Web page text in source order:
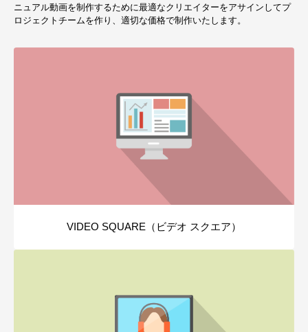
ニュアル動画を制作するために最適なクリエイターをアサインしてプ
ロジェクトチームを作り、適切な価格で制作いたします。
VIDEO SQUARE（ビデオ スクエア）